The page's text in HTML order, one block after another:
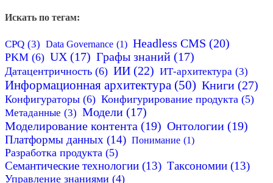
Искать по тегам:
CPQ (3) Data Governance (1) Headless CMS (20)
PKM (6) UX (17) Графы знаний (17)
Датацентричность (6) ИИ (22) ИТ-архитектура (3)
Информационная архитектура (50) Книги (27)
Конфигураторы (6) Конфигурирование продукта (5)
Метаданные (3) Модели (17)
Моделирование контента (19) Онтологии (19)
Платформы данных (14) Понимание (1)
Разработка продукта (5)
Семантические технологии (13) Таксономии (13)
Управление знаниями (4)